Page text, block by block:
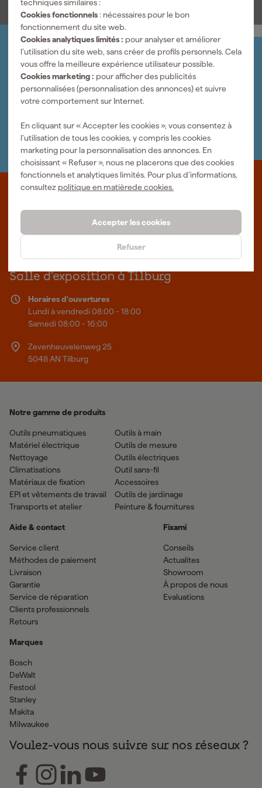
techniques similaires :
Cookies fonctionnels : nécessaires pour le bon
fonctionnement du site web.
Cookies analytiques limités : pour analyser et améliorer
l’utilisation du site web, sans créer de profils personnels. Cela
vous offre la meilleure expérience utilisateur possible.
Cookies marketing : pour afficher des publicités
personnalisées (personnalisation des annonces) et suivre
votre comportement sur Internet.
En cliquant sur « Accepter les cookies », vous consentez à
l’utilisation de tous les cookies, y compris les cookies
marketing pour la personnalisation des annonces. En
choisissant « Refuser », nous ne placerons que des cookies
fonctionnels et analytiques limités. Pour plus d’informations,
consultez politique en matièrede cookies.
Accepter les cookies
Refuser
Organisez-le vous-même
Connectez-vous et gérez vos commandes et vos
factures.
Bulletin
Abonnez-vous à la newsletter hebdomadaire
Nous nous ferons un plaisir de vous aider. Contactez l'un
de nos spécialistes.
Des outils professionnels et des conseils personnalisés : nous
sommes le spécialiste en ligne, quel que soit votre projet. Fixami
Salle d'exposition à Tilburg
Horaires d'ouvertures
Lundi à vendredi 08:00 - 18:00
Samedi 08:00 - 16:00
Zevenheuvelenweg 25
5048 AN Tilburg
Notre gamme de produits
Outils pneumatiques
Matériel électrique
Nettoyage
Climatisations
Matériaux de fixation
EPI et vêtements de travail
Transports et atelier
Outils à main
Outils de mesure
Outils électriques
Outil sans-fil
Accessoires
Outils de jardinage
Peinture & fournitures
Aide & contact
Service client
Méthodes de paiement
Livraison
Garantie
Service de réparation
Clients professionnels
Retours
Marques
Bosch
DeWalt
Festool
Stanley
Makita
Milwaukee
Fixami
Conseils
Actualites
Showroom
À propos de nous
Evaluations
Voulez-vous nous suivre sur nos réseaux ?